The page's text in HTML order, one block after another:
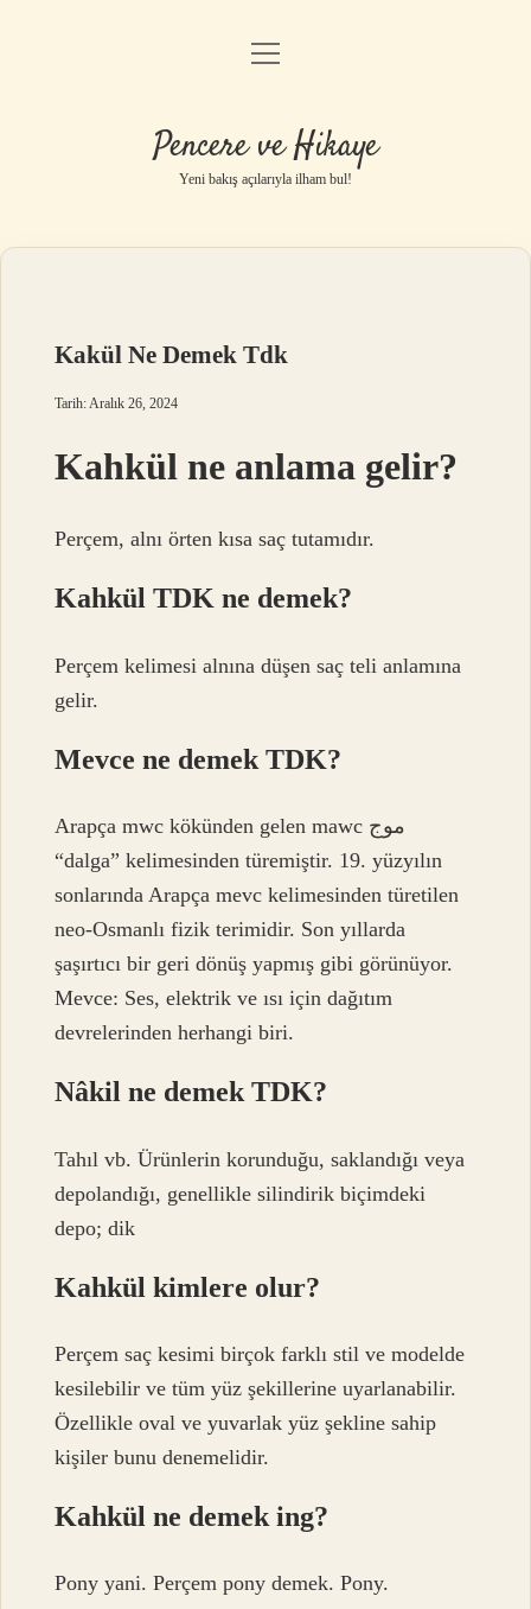
Anasayfa
Yasal Uyarı
menüyü
Pencere ve Hikaye
Yeni bakış açılarıyla ilham bul!
Kakül Ne Demek Tdk
Tarih: Aralık 26, 2024
Kahkül ne anlama gelir?
Perçem, alnı örten kısa saç tutamıdır.
Kahkül TDK ne demek?
Perçem kelimesi alnına düşen saç teli anlamına
gelir.
Mevce ne demek TDK?
Arapça mwc kökünden gelen mawc موج
“dalga” kelimesinden türemiştir. 19. yüzyılın
sonlarında Arapça mevc kelimesinden türetilen
neo-Osmanlı fizik terimidir. Son yıllarda
şaşırtıcı bir geri dönüş yapmış gibi görünüyor.
Mevce: Ses, elektrik ve ısı için dağıtım
devrelerinden herhangi biri.
Nâkil ne demek TDK?
Tahıl vb. Ürünlerin korunduğu, saklandığı veya
depolandığı, genellikle silindirik biçimdeki
depo; dik
Kahkül kimlere olur?
Perçem saç kesimi birçok farklı stil ve modelde
kesilebilir ve tüm yüz şekillerine uyarlanabilir.
Özellikle oval ve yuvarlak yüz şekline sahip
kişiler bunu denemelidir.
Kahkül ne demek ing?
Pony yani. Perçem pony demek. Pony.